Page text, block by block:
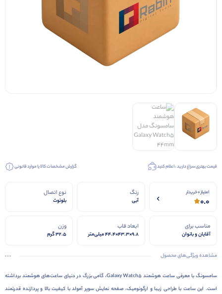
قیمت بهتری سراغ دارید ، اعلام کنید گزارش مشخصات کالا یا موارد قانونی
امتیاز 0 خریدار
0.0
رنگ
آبی
نوع اتصال
بلوتوث
مناسب برای
آقایان و بانوان
ابعاد قاب
۹.۸×۴۳.۳×۴۴.۴ میلی‌متر
وزن
۳۲.۵ گرم
مشاهده ویژگی‌های محصول
سامسونگ با معرفی ساعت هوشمند Galaxy Watch5، گامی بزرگ در دنیای ساعت‌های هوشمند برداشته
است. این ساعت با طراحی زیبا و ارگونومیک، صفحه نمایش سوپر آمولد با کیفیت بالا و پردازنده قدرتمند